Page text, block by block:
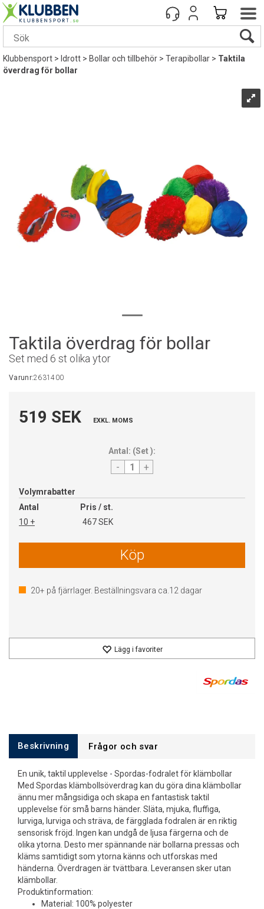
Klubbensport> Idrott>Bollar och tillbehör>Terapibollar>Taktila
överdrag för bollar
Taktila överdrag för bollar
Set med 6 st olika ytor
Varunr:2631400
519 SEK EXKL. MOMS
Antal: (Set):
- +
Volymrabatter
Antal
Pris / st.
10 +
467 SEK
Köp
20+ på fjärrlager. Beställningsvara ca. 12 dagar
Lägg i favoriter
Beskrivning Frågor och svar
En unik, taktil upplevelse - Spordas-fodralet för klämbollar
Med Spordas klämbollsöverdrag kan du göra dina klämbollar
ännu mer mångsidiga och skapa en fantastisk taktil
upplevelse för små barns händer. Släta, mjuka, fluffiga,
lurviga, lurviga och sträva, de färgglada fodralen är en riktig
sensorisk fröjd. Ingen kan undgå de ljusa färgerna och de
olika ytorna. Desto mer spännande när bollarna pressas och
kläms samtidigt som ytorna känns och utforskas med
händerna. Överdragen är tvättbara. Leveransen sker utan
klämbollar.
Produktinformation:
Material: 100% polyester